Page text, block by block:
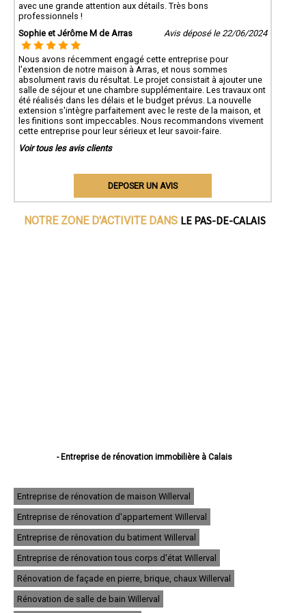
avec une grande attention aux détails. Très bons
professionnels !
Sophie et Jérôme M de Arras
Avis déposé le 22/06/2024
Nous avons récemment engagé cette entreprise pour
l'extension de notre maison à Arras, et nous sommes
absolument ravis du résultat. Le projet consistait à ajouter une
salle de séjour et une chambre supplémentaire. Les travaux ont
été réalisés dans les délais et le budget prévus. La nouvelle
extension s'intègre parfaitement avec le reste de la maison, et
les finitions sont impeccables. Nous recommandons vivement
cette entreprise pour leur sérieux et leur savoir-faire.
Voir tous les avis clients
DEPOSER UN AVIS
NOTRE ZONE D'ACTIVITE DANS LE PAS-DE-CALAIS
- Entreprise de rénovation immobilière à Calais
- Entreprise de rénovation immobilière à Lens
- Entreprise de rénovation immobilière à Liévin
- Entreprise de rénovation immobilière à Béthune
- Entreprise de rénovation immobilière à Hénin-Beaumont
- Entreprise de rénovation immobilière à Bruay-la-Buissière
- Entreprise de rénovation immobilière à Avion
- Entreprise de rénovation immobilière à Carvin
- Entreprise de rénovation immobilière à Berck
- Entreprise de rénovation immobilière à Saint-Omer
- Entreprise de rénovation immobilière à Outreau
Entreprise de rénovation de maison Willerval
Entreprise de rénovation d'appartement Willerval
Entreprise de rénovation du batiment Willerval
Entreprise de rénovation tous corps d'état Willerval
Rénovation de façade en pierre, brique, chaux Willerval
Rénovation de salle de bain Willerval